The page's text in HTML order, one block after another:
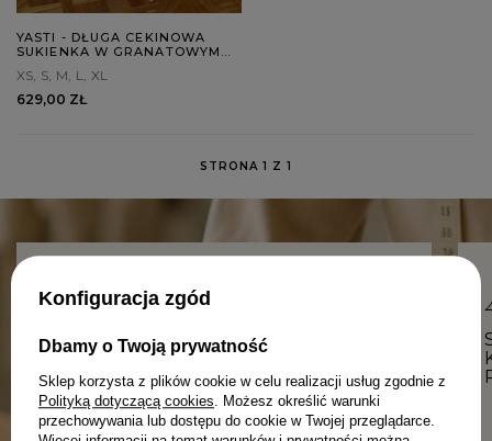
YASTI - DŁUGA CEKINOWA
SUKIENKA W GRANATOWYM
XS S M L XL
629,00 ZŁ
STRONA 1 Z 1
PRODUKCJA W POLSCE – BO
LOKALNOŚĆ MA ZNACZENIE.
Konfiguracja zgód
Dbamy o Twoją prywatność
Sklep korzysta z plików cookie w celu realizacji usług zgodnie z
Polityką dotyczącą cookies . Możesz określić warunki
przechowywania lub dostępu do cookie w Twojej przeglądarce.